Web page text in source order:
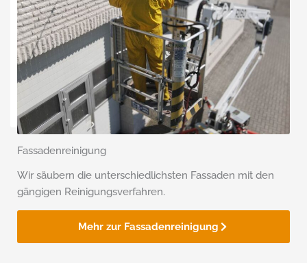
Fassadenreinigung
Wir säubern die unterschiedlichsten Fassaden mit den
gängigen Reinigungsverfahren.
Mehr zur Fassadenreinigung